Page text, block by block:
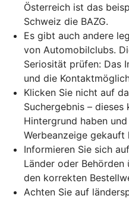
Österreich ist das
Schweiz die BAZG.
Es gibt auch andere
von Automobilclubs.
Seriosität prüfen: Das
und die
Klicken Sie nicht auf
Suchergebnis – dieses
Hintergrund haben
Werbeanzeige gekauft
Informieren Sie sich
Länder oder
den korrekten
Achten Sie auf